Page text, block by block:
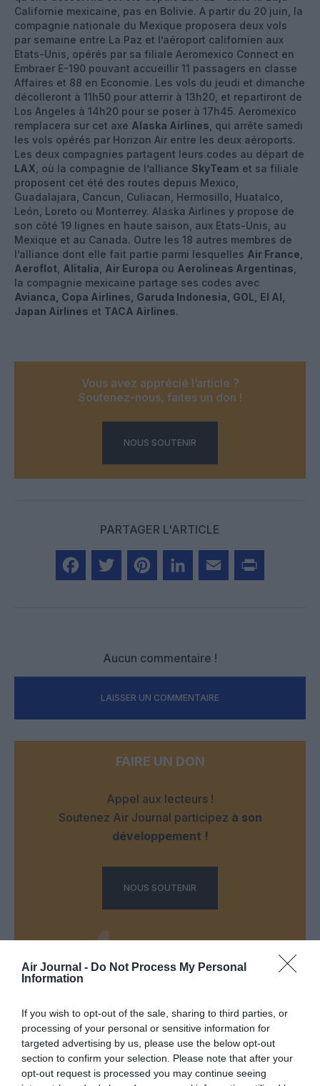
Air Journal - Do Not Process My Personal
Information
If you wish to opt-out of the sale, sharing to third parties, or
processing of your personal or sensitive information for
targeted advertising by us, please use the below opt-out
section to confirm your selection. Please note that after your
opt-out request is processed you may continue seeing
Californie mexicaine, pas en Bolivie. A partir du 20 juin, la
compagnie nationale du Mexique proposera deux vols
par semaine entre La Paz et l’aéroport californien aux
Etats-Unis, opérés par sa filiale Aeromexico Connect en
Embraer E-190 pouvant accueillir 11 passagers en classe
Affaires et 88 en Economie. Les vols du jeudi et dimanche
décolleront à 11h50 pour atterrir à 13h20, et repartiront de
Los Angeles à 14h20 pour se poser à 17h45. Aeromexico
remplacera sur cet axe Alaska Airlines , qui arrête samedi
les vols opérés par Horizon Air entre les deux aéroports.
Les deux compagnies partagent leurs codes au départ de
LAX , où la compagnie de l’alliance SkyTeam et sa filiale
proposent cet été des routes depuis Mexico,
Guadalajara, Cancun, Culiacan, Hermosillo, Huatalco,
León, Loreto ou Monterrey. Alaska Airlines y propose de
son côté 19 lignes en haute saison, aux Etats-Unis, au
Mexique et au Canada. Outre les 18 autres membres de
l’alliance dont elle fait partie parmi lesquelles Air France
Aeroflot Alitalia Air Europa ou Aerolineas Argentinas
la compagnie mexicaine partage ses codes avec
Avianca, Copa Airlines, Garuda Indonesia, GOL, El Al,
Japan Airlines et TACA Airlines.
Vous avez apprécié l’article ?
Soutenez-nous, faites un don !
NOUS SOUTENIR
PARTAGER L'ARTICLE
Aucun commentaire !
LAISSER UN COMMENTAIRE
FAIRE UN DON
Appel aux lecteurs !
Soutenez Air Journal participez à son
développement !
NOUS SOUTENIR
DERNIERS COMMENTAIRES
Bruno Ca commenté l'article :
Incivilités à Bangkok : 22 passagers chinois refusés à